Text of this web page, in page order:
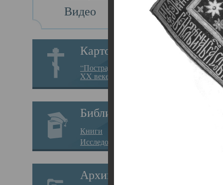
Видео
Картотека
“Пострадавшие за веру в
XX веке на Севере”
Библиотека
Книги
Исследования
Архив